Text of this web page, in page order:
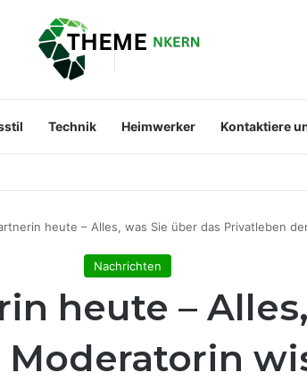
Technik Heimwerker Kontaktiere
ihrer Seite?
heute – Alles, was Sie über das Privatleben
Nachrichten
heute –